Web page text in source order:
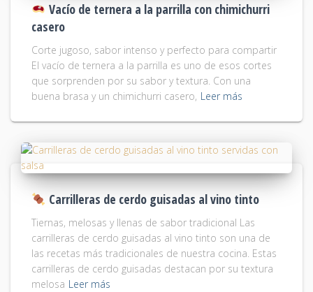
Vacío de ternera a la parrilla con chimichurri
casero
Corte jugoso, sabor intenso y perfecto para compartir
El vacío de ternera a la parrilla es uno de esos cortes
que sorprenden por su sabor y textura. Con una
buena brasa y un chimichurri casero, Leer más
Carrilleras de cerdo guisadas al vino tinto
Tiernas, melosas y llenas de sabor tradicional Las
carrilleras de cerdo guisadas al vino tinto son una de
las recetas más tradicionales de nuestra cocina. Estas
carrilleras de cerdo guisadas destacan por su textura
melosa Leer más